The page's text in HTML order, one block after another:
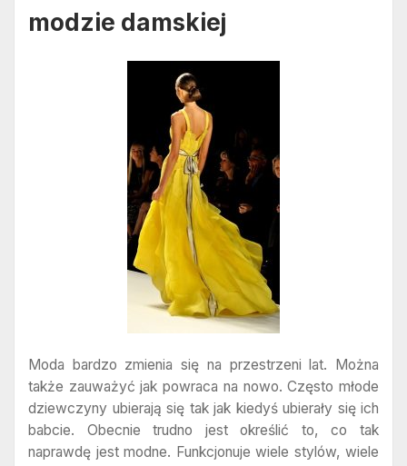
modzie damskiej
Moda bardzo zmienia się na przestrzeni lat. Można
także zauważyć jak powraca na nowo. Często młode
dziewczyny ubierają się tak jak kiedyś ubierały się ich
babcie. Obecnie trudno jest określić to, co tak
naprawdę jest modne. Funkcjonuje wiele stylów, wiele